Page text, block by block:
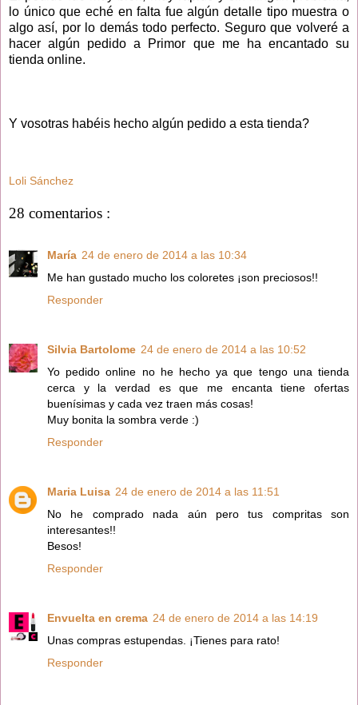
lo único que eché en falta fue algún detalle tipo muestra o
algo así, por lo demás todo perfecto. Seguro que volveré a
hacer algún pedido a Primor que me ha encantado su
tienda online.
Y vosotras habéis hecho algún pedido a esta tienda?
Loli Sánchez
28 comentarios :
María 24 de enero de 2014 a las 10:34
Me han gustado mucho los coloretes ¡son preciosos!!
Responder
Silvia Bartolome 24 de enero de 2014 a las 10:52
Yo pedido online no he hecho ya que tengo una tienda
cerca y la verdad es que me encanta tiene ofertas
buenísimas y cada vez traen más cosas!
Muy bonita la sombra verde :)
Responder
Maria Luisa 24 de enero de 2014 a las 11:51
No he comprado nada aún pero tus compritas son
interesantes!!
Besos!
Responder
Envuelta en crema 24 de enero de 2014 a las 14:19
Unas compras estupendas. ¡Tienes para rato!
Responder